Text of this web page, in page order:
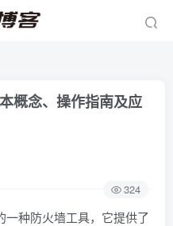
概念、操作指南及应
324
一种防火墙工具，它提供了